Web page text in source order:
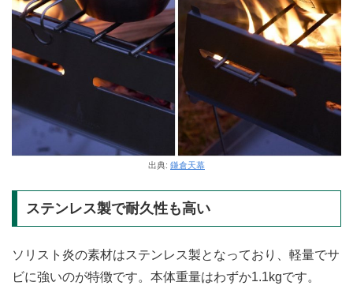
出典: 鎌倉天幕
ステンレス製で耐久性も高い
ソリスト炎の素材はステンレス製となっており、軽量でサ
ビに強いのが特徴です。本体重量はわずか1.1kgです。